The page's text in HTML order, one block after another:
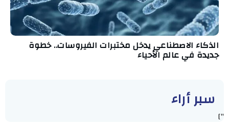
الذكاء الاصطناعي يدخل مختبرات الفيروسات.. خطوة
جديدة في عالم الأحياء
سبر أراء
"]